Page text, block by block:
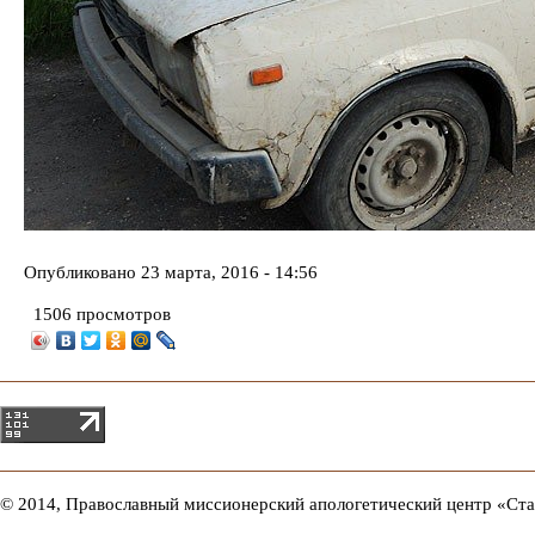
Опубликовано 23 марта, 2016 - 14:56
1506 просмотров
© 2014, Православный миссионерский апологетический центр